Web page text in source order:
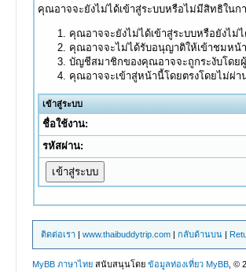
คุณอาจจะยังไม่ได้เข้าสู่ระบบหรือไม่มีสิทธิใน
คุณอาจจะยังไม่ได้เข้าสู่ระบบหรือยังไม่
คุณอาจจะไม่ได้รับอนุญาติให้เข้าชมหน้
บัญชีสมาชิกของคุณอาจจะถูกระงับโดย
คุณอาจจะเข้าสู่หน้านี้โดยตรงโดยไม่ผ่า
เข้าสู่ระบบ
ชื่อใช้งาน:
รหัสผ่าน:
ติดต่อเรา |www.thaibuddytrip.com |กลับด้านบน |
MyBB ภาษาไทย สนับสนุนโดยข้อมูลท่องเที่ยว MyBB , ©